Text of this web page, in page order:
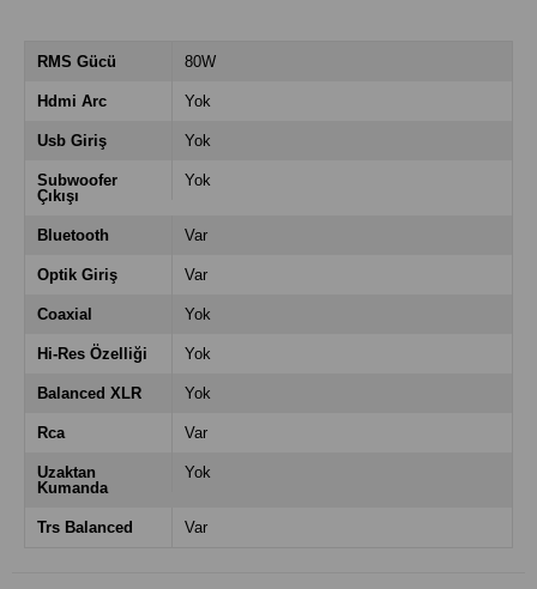
RMS Gücü 80W
Hdmi Arc Yok
Usb Giriş Yok
Subwoofer
Çıkışı
Yok
Bluetooth Var
Optik Giriş Var
Coaxial Yok
Hi-Res Özelliği Yok
Balanced XLR Yok
Rca Var
Uzaktan
Kumanda
Yok
Trs Balanced Var